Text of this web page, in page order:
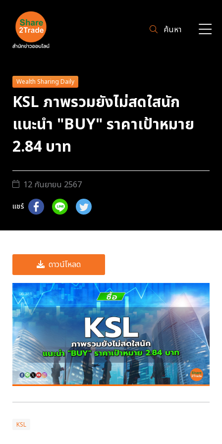
ค้นหา
Wealth Sharing Daily
KSL ภาพรวมยังไม่สดใสนัก
แนะนำ "BUY" ราคาเป้าหมาย
2.84 บาท
12 กันยายน 2567
แชร์
ดาวน์โหลด
KSL